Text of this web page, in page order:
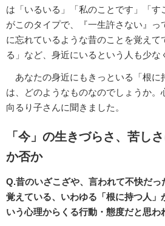
は「いるいる」「私のことです」「す
がこのタイプで、『一生許さない』っ
に忘れているような昔のことを覚えて
る」など、身近にいるという人も少な
あなたの身近にもきっといる「根に
は、どのようなものなのでしょうか。
向るり子さんに聞きました。
「今」の生きづらさ、苦し
か否か
Q.昔のいざこざや、言われて不快だっ
覚えている、いわゆる「根に持つ人」
いう心理からくる行動・態度だと思わ